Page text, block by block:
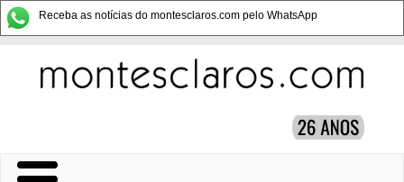
Receba as notícias do montesclaros.com pelo WhatsApp